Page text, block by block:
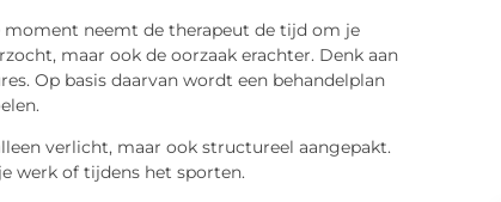
moment neemt de therapeut de tijd om je
maar ook de oorzaak erachter. Denk aan
Op basis daarvan wordt een behandelplan
verlicht, maar ook structureel aangepakt.
werk of tijdens het sporten.